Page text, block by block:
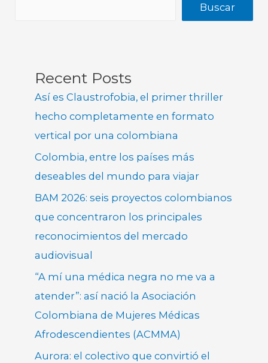
Buscar
Recent Posts
Así es Claustrofobia, el primer thriller
hecho completamente en formato
vertical por una colombiana
Colombia, entre los países más
deseables del mundo para viajar
BAM 2026: seis proyectos colombianos
que concentraron los principales
reconocimientos del mercado
audiovisual
“A mí una médica negra no me va a
atender”: así nació la Asociación
Colombiana de Mujeres Médicas
Afrodescendientes (ACMMA)
Aurora: el colectivo que convirtió el